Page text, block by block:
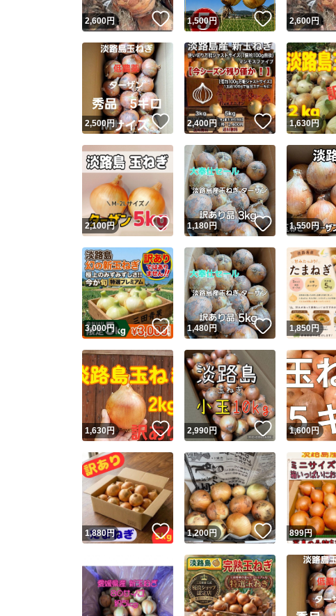
Yahoo!フリマ
安心取引出品
安心取引
取引実績
取引実績
商品画
コピー
2,600円 いいね！
1,500円 いいね！
2,600円
2,500円 いいね！
2,400円 いいね！
1,630円
2,100円 いいね！
1,180円 いいね！
1,550円
3,000円 いいね！
1,480円 いいね！
1,850 円
1,630円 いいね！
2,990円 いいね！
1,600円
1,880円 いいね！
1,200円 いいね！
899円